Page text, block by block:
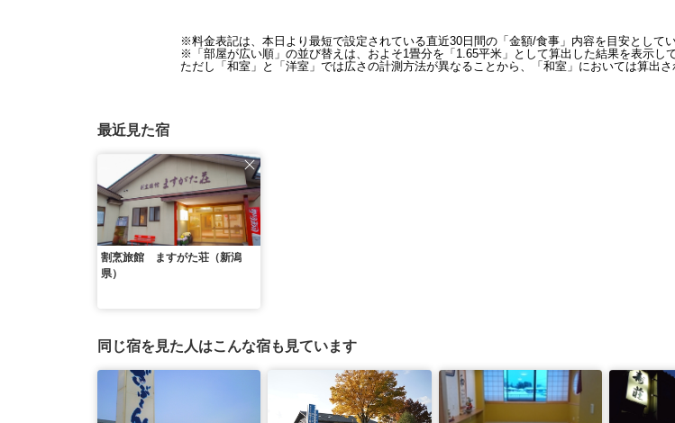
※料金表記は、本日より最短で設定されている直近30日間の「金額/食事」内容を目安としてい
※「部屋が広い順」の並び替えは、およそ1畳分を「1.65平米」として算出した結果を表示して
ただし「和室」と「洋室」では広さの計測方法が異なることから、「和室」においては算出
最近見た宿
割烹旅館 ますがた荘（新潟
県）
同じ宿を見た人はこんな宿も見ています